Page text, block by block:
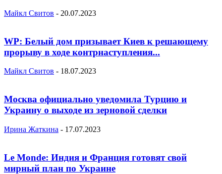
Майкл Свитов - 20.07.2023
WP: Белый дом призывает Киев к решающему
прорыву в ходе контрнаступления...
Майкл Свитов - 18.07.2023
Москва официально уведомила Турцию и
Украину о выходе из зерновой сделки
Ирина Жаткина - 17.07.2023
Le Monde: Индия и Франция готовят свой
мирный план по Украине